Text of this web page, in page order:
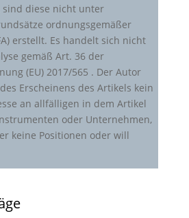
sind diese nicht unter
ordnungsgemäßer
erstellt. Es handelt sich nicht
gemäß Art. 36 der
(EU) 2017/565 . Der Autor
Erscheinens des Artikels kein
an allfälligen in dem Artikel
oder Unternehmen,
keine Positionen oder will